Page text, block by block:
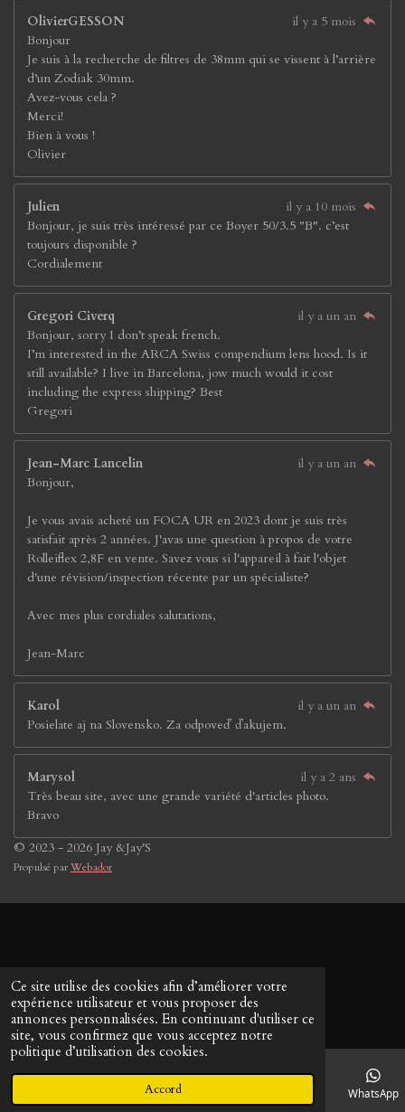
Ce site utilise des cookies afin d’améliorer votre
expérience utilisateur et vous proposer des
annonces personnalisées. En continuant d'utiliser ce
site, vous confirmez que vous acceptez notre
politique d’utilisation des cookies.
Accord
OlivierGESSON
il y a 5 mois
Bonjour
Je suis à la recherche de filtres de 38mm qui se vissent à l’arrière
d’un Zodiak 30mm.
Avez-vous cela ?
Merci!
Bien à vous !
Olivier
Julien
il y a 10 mois
Bonjour, je suis très intéressé par ce Boyer 50/3.5 "B". c’est
toujours disponible ?
Cordialement
Gregori Civerq
il y a un an
Bonjour, sorry I don’t speak french.
I’m interested in the ARCA Swiss compendium lens hood. Is it
still available? I live in Barcelona, jow much would it cost
including the express shipping? Best
Gregori
Jean-Marc Lancelin
il y a un an
Bonjour,
Je vous avais acheté un FOCA UR en 2023 dont je suis très
satisfait après 2 années. J'avas une question à propos de votre
Rolleiflex 2,8F en vente. Savez vous si l'appareil à fait l'objet
d'une révision/inspection récente par un spécialiste?
Avec mes plus cordiales salutations,
Jean-Marc
Karol
il y a un an
Posielate aj na Slovensko. Za odpoveď ďakujem.
Marysol
il y a 2 ans
Très beau site, avec une grande variété d'articles photo.
Bravo
© 2023 - 2026 Jay &Jay'S
Propulsé parWebador
Téléphone WhatsApp